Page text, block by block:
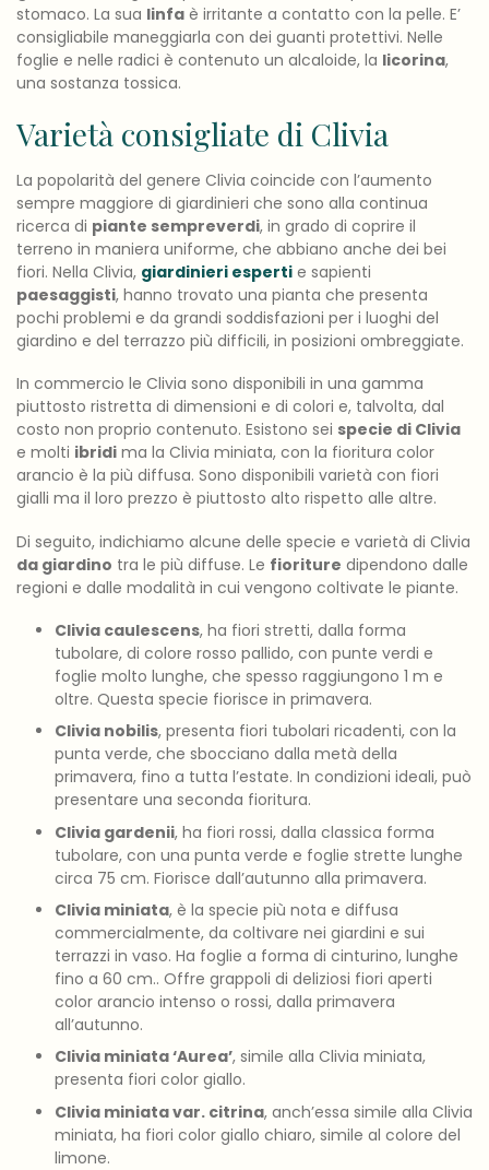
stomaco. La sua linfa è irritante a contatto con la pelle. E’
consigliabile maneggiarla con dei guanti protettivi. Nelle
foglie e nelle radici è contenuto un alcaloide, la licorina,
una sostanza tossica.
Varietà consigliate di Clivia
La popolarità del genere Clivia coincide con l’aumento
sempre maggiore di giardinieri che sono alla continua
ricerca di piante sempreverdi, in grado di coprire il
terreno in maniera uniforme, che abbiano anche dei bei
fiori. Nella Clivia, giardinieri esperti e sapienti
paesaggisti, hanno trovato una pianta che presenta
pochi problemi e da grandi soddisfazioni per i luoghi del
giardino e del terrazzo più difficili, in posizioni ombreggiate.
In commercio le Clivia sono disponibili in una gamma
piuttosto ristretta di dimensioni e di colori e, talvolta, dal
costo non proprio contenuto. Esistono sei specie di Clivia
e molti ibridi ma la Clivia miniata, con la fioritura color
arancio è la più diffusa. Sono disponibili varietà con fiori
gialli ma il loro prezzo è piuttosto alto rispetto alle altre.
Di seguito, indichiamo alcune delle specie e varietà di Clivia
da giardino tra le più diffuse. Le fioriture dipendono dalle
regioni e dalle modalità in cui vengono coltivate le piante.
Clivia caulescens, ha fiori stretti, dalla forma
tubolare, di colore rosso pallido, con punte verdi e
foglie molto lunghe, che spesso raggiungono 1 m e
oltre. Questa specie fiorisce in primavera.
Clivia nobilis, presenta fiori tubolari ricadenti, con la
punta verde, che sbocciano dalla metà della
primavera, fino a tutta l’estate. In condizioni ideali, può
presentare una seconda fioritura.
Clivia gardenii, ha fiori rossi, dalla classica forma
tubolare, con una punta verde e foglie strette lunghe
circa 75 cm. Fiorisce dall’autunno alla primavera.
Clivia miniata, è la specie più nota e diffusa
commercialmente, da coltivare nei giardini e sui
terrazzi in vaso. Ha foglie a forma di cinturino, lunghe
fino a 60 cm.. Offre grappoli di deliziosi fiori aperti
color arancio intenso o rossi, dalla primavera
all’autunno.
Clivia miniata ‘Aurea’, simile alla Clivia miniata,
presenta fiori color giallo.
Clivia miniata var. citrina, anch’essa simile alla Clivia
miniata, ha fiori color giallo chiaro, simile al colore del
limone.